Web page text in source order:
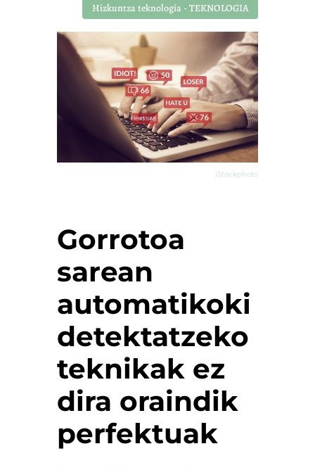
Hizkuntza teknologia - TEKNOLOGIA
iStockphoto
Gorrotoa
sarean
automatikoki
detektatzeko
teknikak ez
dira oraindik
perfektuak